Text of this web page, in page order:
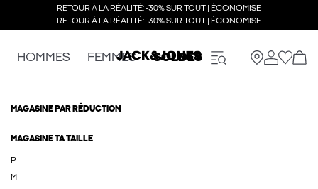
RETOUR À LA RÉALITÉ: -30% SUR TOUT | ÉCONOMISE
RETOUR À LA RÉALITÉ: -30% SUR TOUT | ÉCONOMISE
HOMMES FEMMES SOLDES
MAGASINE PAR RÉDUCTION
MAGASINE TA TAILLE
P
M